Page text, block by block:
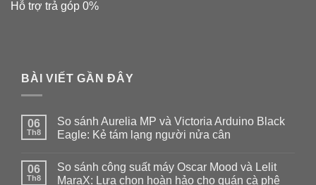
Hỗ trợ trả góp 0%
BÀI VIẾT GẦN ĐÂY
06
Th8
So sánh Aurelia MP và Victoria Arduino Black
Eagle: Kẻ tám lạng người nửa cân
bình
luận
06
Th8
So sánh công suất máy Oscar Mood và Lelit
MaraX: Lựa chọn hoàn hảo cho quán cà phê